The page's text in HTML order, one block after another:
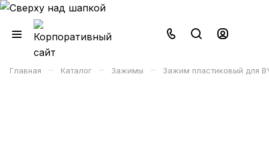
Главная – Каталог – Зажимы – Зажим пластиковый для